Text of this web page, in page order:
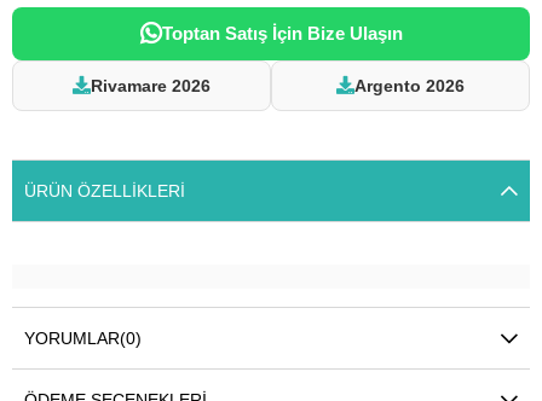
Toptan Satış İçin Bize Ulaşın
Rivamare 2026 Argento 2026
ÜRÜN ÖZELLIKLERI
YORUMLAR(0)